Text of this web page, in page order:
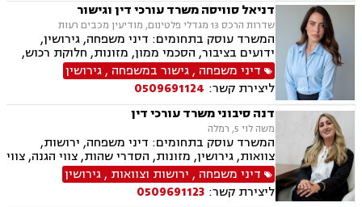
דניאל סוויסה משרד עורכי דין וגישור
שדרות הרכס 13 מגדלי פלטינום, מודיעין מכבים רעות
המשרד עוסק בתחומים: דיני משפחה, גירושין,
ידועים בציבור, הסכמי ממון, מזונות, חלוקת רכוש,
מעמד אישי, תיאום הורי, זמני שהות (החזקת ילדים),
אלימות במשפחה, ניכור הורי, אפוטרופסות, ירושות
וצוואות, גישור במשפחה, ליטיגציה, ייפוי כוח
מתמשך.
דיני משפחה ,גישור במשפחה ,גירושין
ליצירת קשר: 0509691124
דנה סיבוני משרד עורכי דין
משה לוי 5, רמלה
המשרד עוסק בתחומים: דיני משפחה, ירושות,
צוואות, גירושין, מזונות, הסדרי שהות, צווי הגנה, צווי
מניעה, הסכמי ממון, עריכת הסכמים משפטיים,
אפוטרופסות, חלוקת רכוש, מעמד אישי, ייפוי כוח
מתמשך.
דיני משפחה , ירושות וצוואות ,גירושין
ליצירת קשר: 0509691123